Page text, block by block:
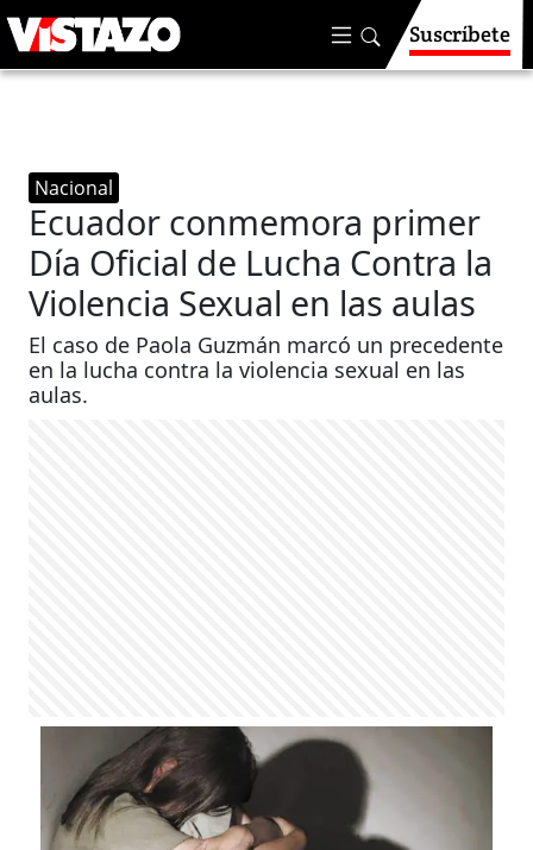
Suscríbete
Nacional
Ecuador conmemora primer
Día Oficial de Lucha Contra la
Violencia Sexual en las aulas
El caso de Paola Guzmán marcó un precedente
en la lucha contra la violencia sexual en las
aulas.